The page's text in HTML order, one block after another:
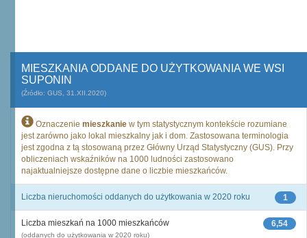
MIESZKANIA ODDANE DO UŻYTKOWANIA WE WSI
SUPONIN
(Źródło: GUS, 31.XII.2020)
Oznaczenie mieszkanie w tym statystycznym kontekście rozumiane
jest zarówno jako lokal mieszkalny jak i dom. Zastosowana terminologia
jest zgodna z tą stosowaną przez Główny Urząd Statystyczny (GUS). Przy
obliczeniach wskaźników na 1000 ludności zastosowano
najaktualniejsze dostępne dane o liczbie mieszkańców.
1
Liczba nieruchomości oddanych do użytkowania w 2020 roku
6,54
Liczba mieszkań na 1000 mieszkańców
(oddanych do użytkowania w 2020 roku)